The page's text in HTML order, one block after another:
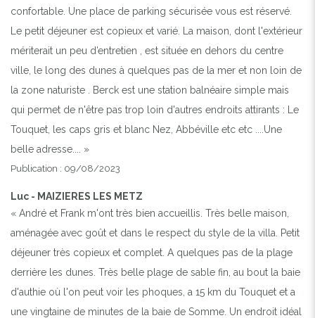
confortable. Une place de parking sécurisée vous est réservé.
Le petit déjeuner est copieux et varié. La maison, dont l'extérieur
mériterait un peu d’entretien , est située en dehors du centre
ville, le long des dunes à quelques pas de la mer et non loin de
la zone naturiste . Berck est une station balnéaire simple mais
qui permet de n'être pas trop loin d'autres endroits attirants : Le
Touquet, les caps gris et blanc Nez, Abbéville etc etc ....Une
belle adresse.... »
Publication : 09/08/2023
Luc - MAIZIERES LES METZ
« André et Frank m'ont très bien accueillis. Très belle maison,
aménagée avec goût et dans le respect du style de la villa. Petit
déjeuner très copieux et complet. A quelques pas de la plage
derrière les dunes. Très belle plage de sable fin, au bout la baie
d'authie où l'on peut voir les phoques, a 15 km du Touquet et a
une vingtaine de minutes de la baie de Somme. Un endroit idéal